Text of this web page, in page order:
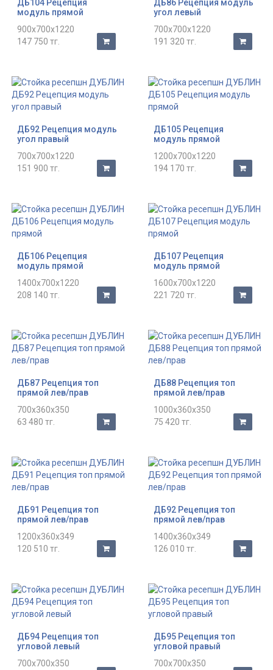
ДБ104 Рецепция
модуль прямой
900x700x1220
147 750 тг.
ДБ86 Рецепция модуль
угол левый
700x700x1220
191 320 тг.
ДБ92 Рецепция модуль
угол правый
700x700x1220
151 900 тг.
ДБ105 Рецепция
модуль прямой
1200x700x1220
194 170 тг.
ДБ106 Рецепция
модуль прямой
1400x700x1220
208 140 тг.
ДБ107 Рецепция
модуль прямой
1600x700x1220
221 720 тг.
ДБ87 Рецепция топ
прямой лев/прав
700x360x350
63 480 тг.
ДБ88 Рецепция топ
прямой лев/прав
1000x360x350
75 420 тг.
ДБ91 Рецепция топ
прямой лев/прав
1200x360x349
120 510 тг.
ДБ92 Рецепция топ
прямой лев/прав
1400x360x349
126 010 тг.
ДБ94 Рецепция топ
угловой левый
700x700x350
ДБ95 Рецепция топ
угловой правый
700x700x350